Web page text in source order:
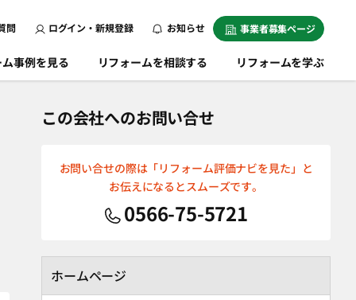
問 ログイン・新規登録 お知らせ 事業者募集ページ
事例を見る リフォームを相談する リフォームを学ぶ
この会社へのお問い合せ
お問い合せの際は「リフォーム評価ナビを見た」と
お伝えになるとスムーズです。
0566-75-5721
ホームページ